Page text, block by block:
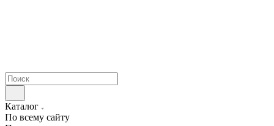
Каталог
По всему сайту